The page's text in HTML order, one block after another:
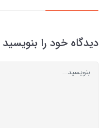
دیدگاه خود را بنویسید